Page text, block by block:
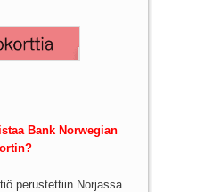
Bank Norwegian
perustettiin Norjassa